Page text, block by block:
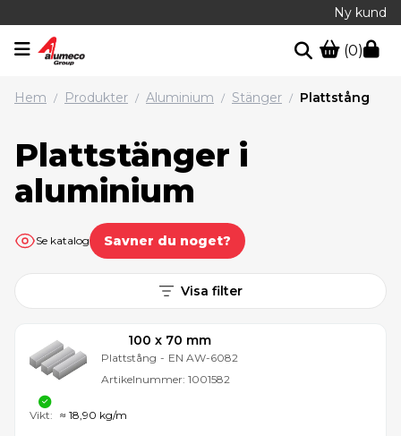
Ny kund
(0)
Hem / Produkter / Aluminium / Stänger / Plattstång
Plattstänger i
aluminium
Se katalog Savner du noget?
Visa filter
100 x 70 mm
Plattstång - EN AW-6082
Artikelnummer: 1001582
Vikt: ≈ 18,90 kg/m